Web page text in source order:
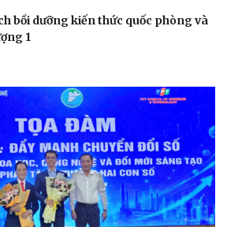
bồi dưỡng kiến thức quốc phòng và
1